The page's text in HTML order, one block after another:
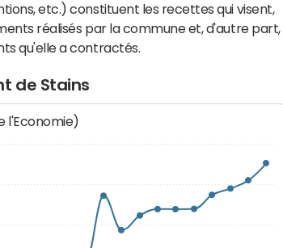
etc.) constituent les recettes qui visent,
réalisés par la commune et, d'autre part,
qu'elle a contractés.
de Stains
l'Economie)